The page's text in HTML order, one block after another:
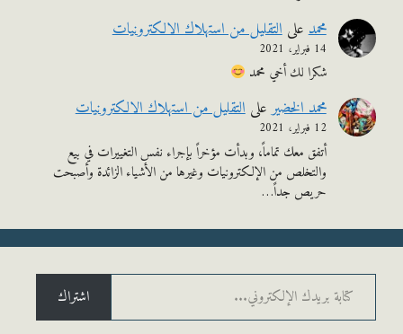
محمدعلى التقليل من استهلاك الالكترونيات
14 فبراير، 2021
شكرا لك أخي محمد
محمد الخضيرعلىالتقليل من استهلاك الالكترونيات
12 فبراير، 2021
أتفق معك تماماً، وبدأت مؤخراً بإجراء نفس التغييرات في بيع
والتخلص من الإلكترونيات وغيرها من الأشياء الزائدة وأصبحت
حريص جداً…
الإلكتروني...